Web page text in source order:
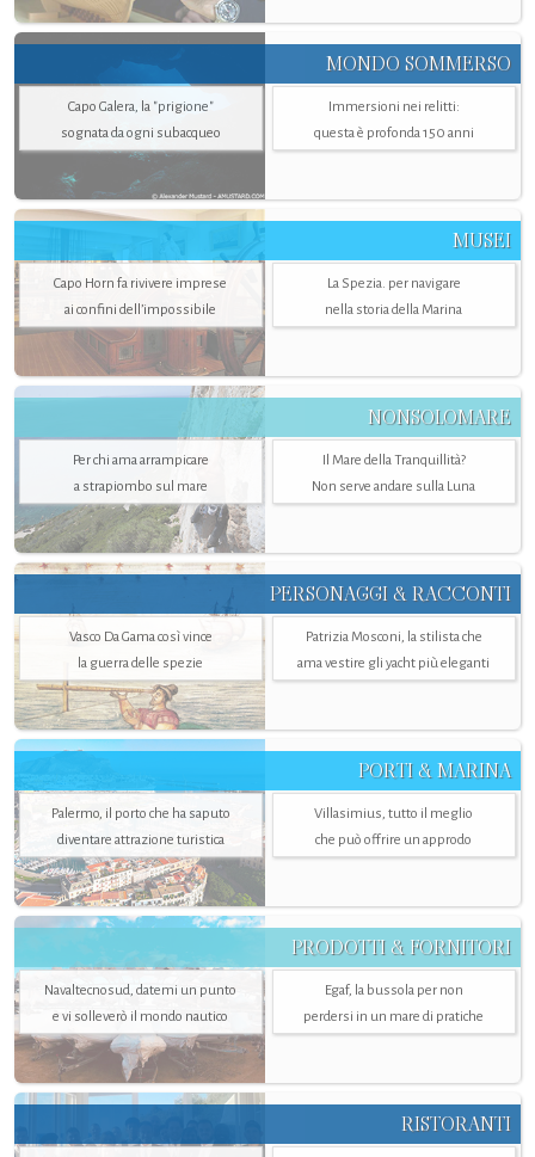
MONDO SOMMERSO
Capo Galera, la "prigione"
sognata da ogni subacqueo
Immersioni nei relitti:
questa è profonda 150 anni
MUSEI
Capo Horn fa rivivere imprese
ai confini dell’impossibile
La Spezia. per navigare
nella storia della Marina
NONSOLOMARE
Per chi ama arrampicare
a strapiombo sul mare
Il Mare della Tranquillità?
Non serve andare sulla Luna
PERSONAGGI & RACCONTI
Vasco Da Gama così vince
la guerra delle spezie
Patrizia Mosconi, la stilista che
ama vestire gli yacht più eleganti
PORTI & MARINA
Palermo, il porto che ha saputo
diventare attrazione turistica
Villasimius, tutto il meglio
che può offrire un approdo
PRODOTTI & FORNITORI
Navaltecnosud, datemi un punto
e vi solleverò il mondo nautico
Egaf, la bussola per non
perdersi in un mare di pratiche
RISTORANTI